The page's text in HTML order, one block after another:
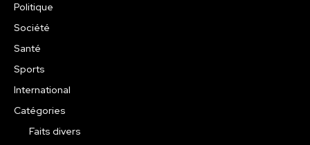
Politique
Société
Santé
Sports
International
Catégories
Faits divers